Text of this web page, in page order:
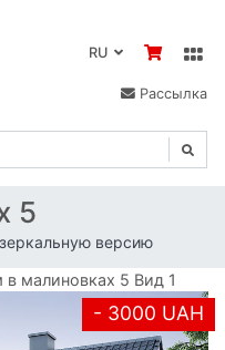
Рассылка
5
версию
малиновках 5 Вид 1
- 3000 UAH